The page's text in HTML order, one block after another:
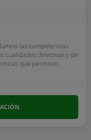
las competencias
cualidades directivas y de
que permitan